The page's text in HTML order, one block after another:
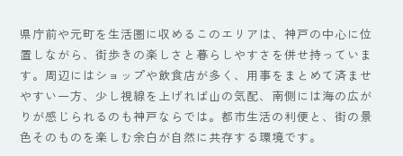
県庁前や元町を生活圏に収めるこのエリアは、神戸の中心に位
置しながら、街歩きの楽しさと暮らしやすさを併せ持っていま
す。周辺にはショップや飲食店が多く、用事をまとめて済ませ
やすい一方、少し視線を上げれば山の気配、南側には海の広が
りが感じられるのも神戸ならでは。都市生活の利便と、街の景
色そのものを楽しむ余白が自然に共存する環境です。